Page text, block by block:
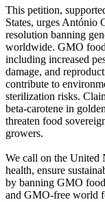
This petition,
States, urges António
resolution banning
worldwide. GMO
including increased
damage, and
contribute to
sterilization risks.
beta-carotene in
threaten food
growers.
We call on the United
health, ensure
by banning GMO
and GMO-free world